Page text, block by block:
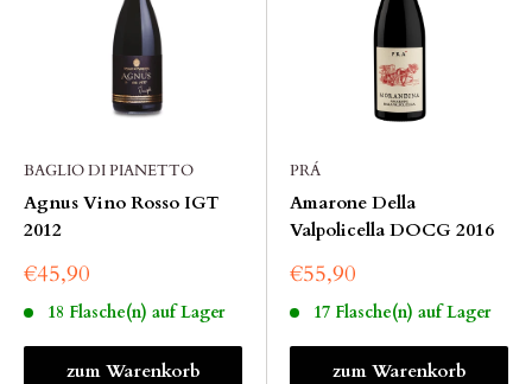
BAGLIO DI PIANETTO
Agnus Vino Rosso IGT
2012
€45,90
18 Flasche(n) auf Lager
zum Warenkorb
PRÁ
Amarone Della
Valpolicella DOCG 2016
€55,90
17 Flasche(n) auf Lager
zum Warenkorb